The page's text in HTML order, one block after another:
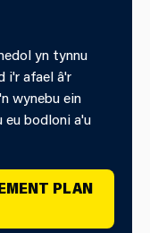
yn tynnu
i'r afael â'r
wynebu ein
eu bodloni a'u
PLAN